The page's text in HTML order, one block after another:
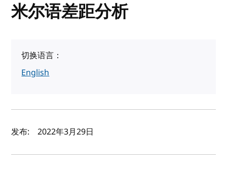
米尔语差距分析
切换语言：
English
作者及发布日期
发布: 2022年3月29日